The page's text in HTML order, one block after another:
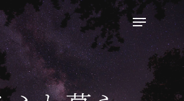
トップページ
ハイパー縁側とは